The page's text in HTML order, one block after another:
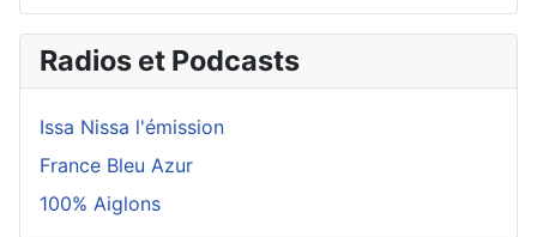
Radios et Podcasts
Issa Nissa l'émission
France Bleu Azur
100% Aiglons